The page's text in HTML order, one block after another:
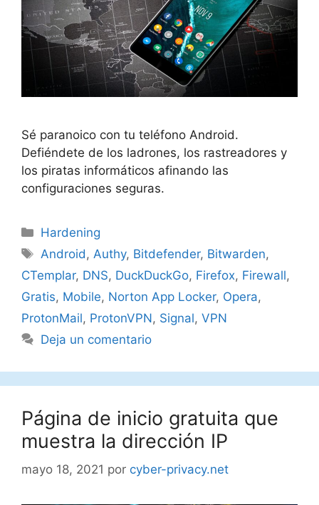
Sé paranoico con tu teléfono Android.
Defiéndete de los ladrones, los rastreadores y
los piratas informáticos afinando las
configuraciones seguras.
Categorías
Hardening
Etiquetas
Android , Authy, Bitdefender, Bitwarden,
CTemplar, DNS, DuckDuckGo, Firefox, Firewall,
Gratis, Mobile, Norton App Locker, Opera,
ProtonMail, ProtonVPN, Signal, VPN
Deja un comentario
Página de inicio gratuita que
muestra la dirección IP
mayo 18, 2021 por cyber-privacy.net